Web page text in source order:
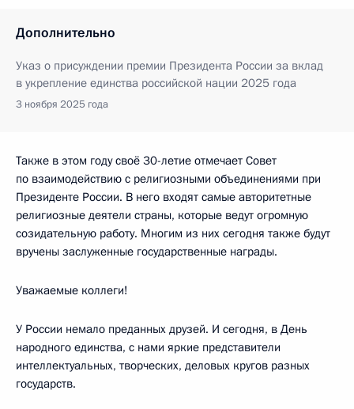
Дополнительно
Указ о присуждении премии Президента России за вклад
в укрепление единства российской нации 2025 года
3 ноября 2025 года
Также в этом году своё 30-летие отмечает Совет
по взаимодействию с религиозными объединениями при
Президенте России. В него входят самые авторитетные
религиозные деятели страны, которые ведут огромную
созидательную работу. Многим из них сегодня также будут
вручены заслуженные государственные награды.
Уважаемые коллеги!
У России немало преданных друзей. И сегодня, в День
народного единства, с нами яркие представители
интеллектуальных, творческих, деловых кругов разных
государств.